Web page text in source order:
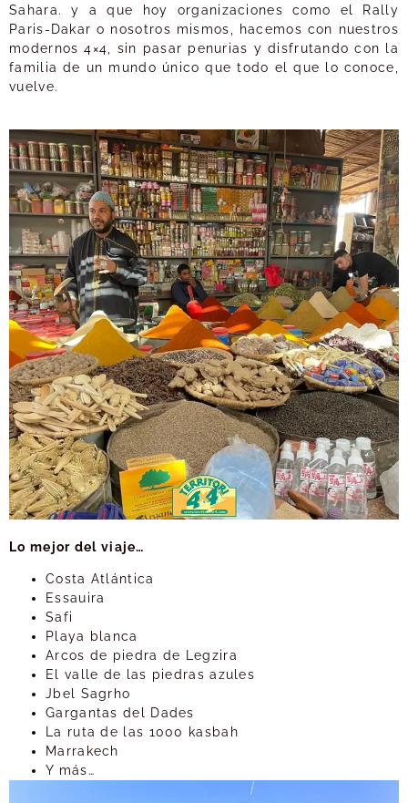
Sahara. y a que hoy organizaciones como el Rally
Paris-Dakar o nosotros mismos, hacemos con nuestros
modernos 4×4, sin pasar penurias y disfrutando con la
familia de un mundo único que todo el que lo conoce,
vuelve.
Lo mejor del viaje…
Costa Atlántica
Essauira
Safi
Playa blanca
Arcos de piedra de Legzira
El valle de las piedras azules
Jbel Sagrho
Gargantas del Dades
La ruta de las 1000 kasbah
Marrakech
Y más…